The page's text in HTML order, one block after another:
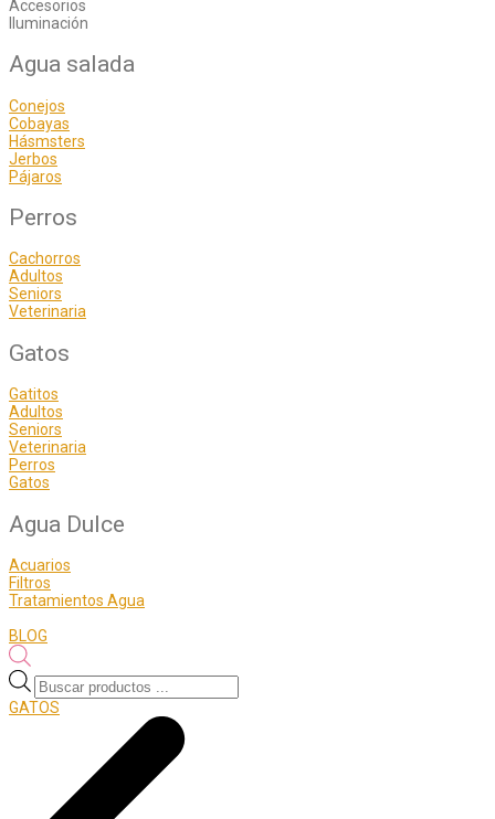
Accesorios
Iluminación
Agua salada
Conejos
Cobayas
Hásmsters
Jerbos
Pájaros
Perros
Cachorros
Adultos
Seniors
Veterinaria
Gatos
Gatitos
Adultos
Seniors
Veterinaria
Perros
Gatos
Agua Dulce
Acuarios
Filtros
Tratamientos Agua
BLOG
Búsqueda
de
productos
GATOS